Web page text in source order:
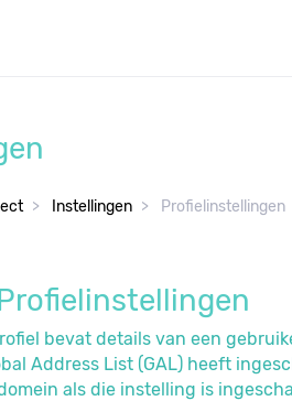
Instellingen Profielinstellingen
bevat details van een
Address List (GAL) heeft
als die instelling is